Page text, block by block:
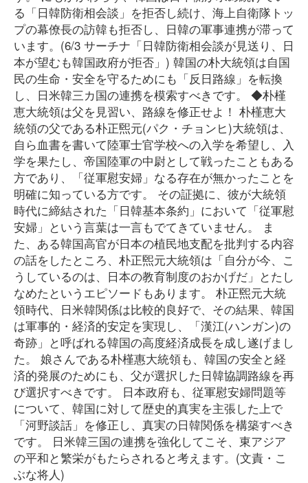
る「日韓防衛相会談」を拒否し続け、海上自衛隊トッ
プの幕僚長の訪韓も拒否し、日韓の軍事連携が滞って
います。(6/3 サーチナ「日韓防衛相会談が見送り、日
本が望むも韓国政府が拒否」) 韓国の朴大統領は自国
民の生命・安全を守るためにも「反日路線」を転換
し、日米韓三カ国の連携を模索すべきです。 ◆朴槿
恵大統領は父を見習い、路線を修正せよ！ 朴槿恵大
統領の父である朴正煕元(パク・チョンヒ)大統領は、
自ら血書を書いて陸軍士官学校への入学を希望し、入
学を果たし、帝国陸軍の中尉として戦ったこともある
方であり、「従軍慰安婦」なる存在が無かったことを
明確に知っている方です。 その証拠に、彼が大統領
時代に締結された「日韓基本条約」において「従軍慰
安婦」という言葉は一言もでてきていません。 ま
た、ある韓国高官が日本の植民地支配を批判する内容
の話をしたところ、朴正煕元大統領は「自分が今、こ
うしているのは、日本の教育制度のおかげだ」とたし
なめたというエピソードもあります。 朴正煕元大統
領時代、日米韓関係は比較的良好で、その結果、韓国
は軍事的・経済的安定を実現し、「漢江(ハンガン)の
奇跡」と呼ばれる韓国の高度経済成長を成し遂げまし
た。 娘さんである朴槿惠大統領も、韓国の安全と経
済的発展のためにも、父が選択した日韓協調路線を再
び選択すべきです。 日本政府も、従軍慰安婦問題等
について、韓国に対して歴史的真実を主張した上で
「河野談話」を修正し、真実の日韓関係を構築すべき
です。 日米韓三国の連携を強化してこそ、東アジア
の平和と繁栄がもたらされると考えます。(文責・こ
ぶな将人)